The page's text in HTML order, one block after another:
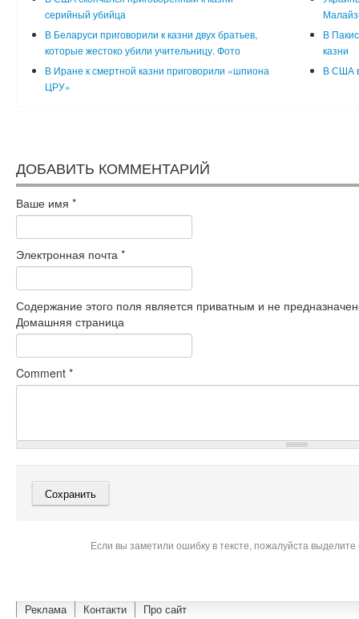
серийный убийца
В Беларуси приговорили к казни двух братьев,
которые жестоко убили учительницу. Фото
В
казни
В Иране к смертной казни приговорили «шпиона
ЦРУ»
В США
ДОБАВИТЬ КОММЕНТАРИЙ
Ваше имя *
Электронная почта *
Содержание этого поля является приватным и не
Домашняя страница
Comment *
Если вы заметили ошибку в тексте, пожалуйста
Реклама Контакти Про сайт